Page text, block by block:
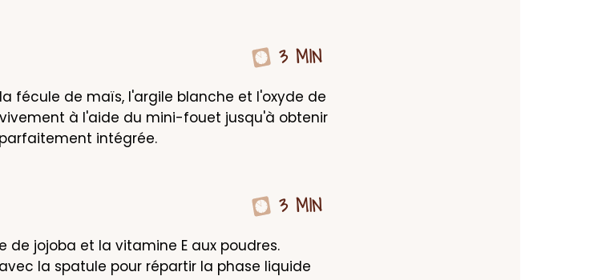
3 MIN
fécule de maïs, l'argile blanche et l'oxyde de
à l'aide du mini-fouet jusqu'à obtenir
intégrée.
3 MIN
de jojoba et la vitamine E aux poudres.
la spatule pour répartir la phase liquide